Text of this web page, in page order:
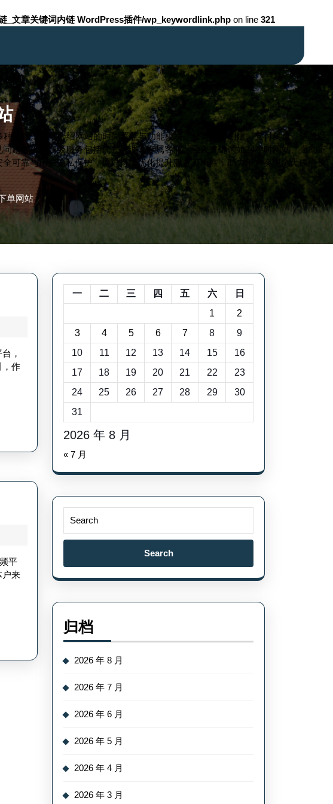
文章关键词内链 WordPress插件/wp_keywordlink.php on line 321
需求。详细介绍网站的时间覆盖与功能模块，涵盖订单创建、支付集成、进度跟
题解答，高级服务包括优先处理与专属客服。融入关键词如24小时网站、自助下
靠与用户隐私保护，通过持续优化提升服务可用性，助力用户实现全天候增长
单网站
，
，作
平
户来
2026 年 8 月
一 二 三 四 五 六
日
1
2
3
4 5 6 7 8
9
10
11 12 13 14 15
16
17
18 19 20 21 22
23
24
25 26 27 28 29
30
31
« 7 月
Search
归档
2026 年 8 月
2026 年 7 月
2026 年 6 月
2026 年 5 月
2026 年 4 月
2026 年 3 月